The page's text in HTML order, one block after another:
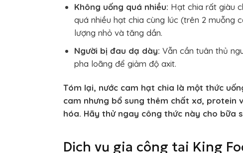
Không uống quá nhiều: Hạt chia rất giàu
quá nhiều hạt chia cùng lúc (trên 2 muỗng
lượng nhỏ và tăng dần.
Người bị đau dạ dày: Vẫn cần tuân thủ
pha loãng để giảm độ axit.
Tóm lại, nước cam hạt chia là một thức
cam nhưng bổ sung thêm chất xơ, protein
hóa. Hãy thử ngay công thức này cho bữa
Dịch vụ gia công tại King